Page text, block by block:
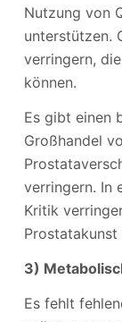
Nutzung von
unterstützen.
verringern,
können.
Es gibt einen
Großhandel
verringern. In
Kritik
Prostatakunst
3)
Es fehlt